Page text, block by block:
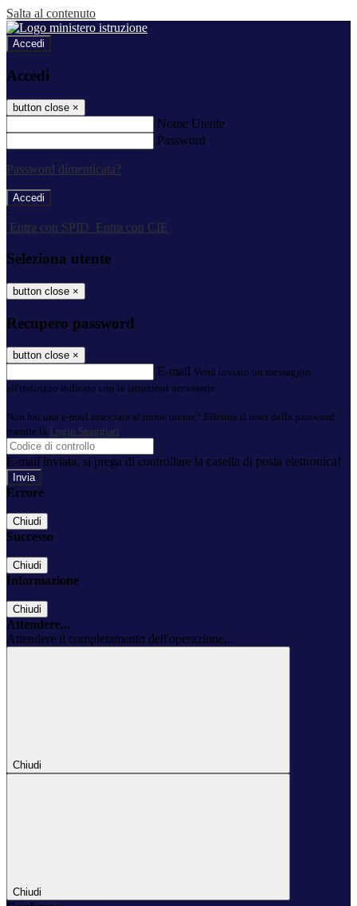
Salta al contenuto
Accedi
Accedi
button close ×
Nome Utente
Password
Password dimenticata?
-
Entra con SPID
Entra con CIE
Seleziona utente
button close ×
Recupero password
button close ×
E-mail Verrà inviato un messaggio
all'indirizzo indicato con le istruzioni necessarie.
Non hai una e-mail associata al nome utente? Effettua il reset della password
tramite la Login Spaggiari
E-mail inviata, si prega di controllare la casella di posta elettronica!
Errore
Chiudi
Successo
Chiudi
Informazione
Chiudi
Attendere...
Attendere il completamento dell'operazione...
Chiudi
Chiudi